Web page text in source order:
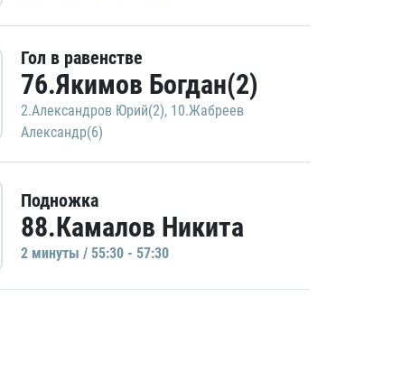
Гол в равенстве
76.Якимов Богдан(2)
2.Александров Юрий(2), 10.Жабреев
Александр(6)
Подножка
88.Камалов Никита
2 минуты / 55:30 - 57:30